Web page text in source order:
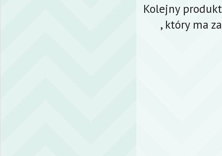
Kolejny
, który ma